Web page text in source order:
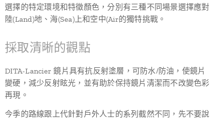
選擇的特定環境和特徵顏色，分別有三種不同場景選擇應對
陸(Land)地、海(Sea)上和空中(Air的獨特挑戰。
採取清晰的觀點
DITA-Lancier 鏡片具有抗反射塗層，可防水/防油，使鏡片
變硬，減少反射眩光，並有助於保持鏡片清潔而不改變色彩
再現。
今季的路線跟上代針對戶外人士的系列截然不同，先不要說